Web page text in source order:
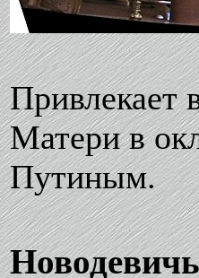
Привлекает
Матери в
Путиным.